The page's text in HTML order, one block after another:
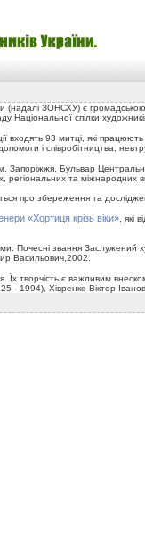
(надалі ЗОНСХУ) є
Національної спілки
входять 93 митці, які працюють
і співробітництва,
Запоріжжя, Бульвар
регіональних та міжнародних
про збереження та
«Хортиця крізь віки» , які
Почесні звання Заслужений
Васильович,2002.
Їх творчість є важливим
- 1994), Хівренко Віктор